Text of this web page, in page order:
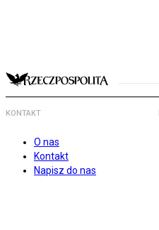
KONTAKT
O nas
Kontakt
Napisz do nas